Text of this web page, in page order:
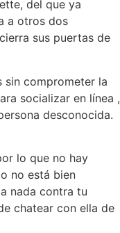
del que ya
a otros dos
sus puertas de
sin comprometer la
socializar en línea ,
desconocida.
lo que no hay
no está bien
nada contra tu
chatear con ella de